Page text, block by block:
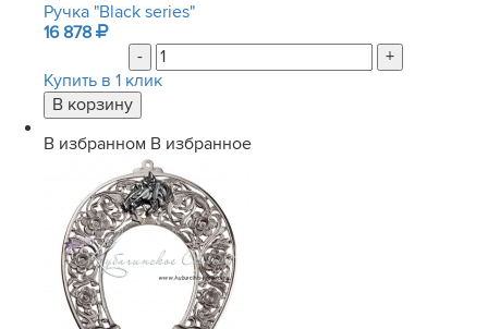
Ручка "Black series"
16 878
-
+
Купить в 1 клик
В избранном В избранное